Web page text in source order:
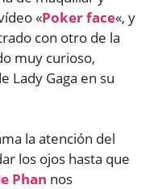
«Poker face«, y
con otro de la
muy curioso,
Lady Gaga en su
la atención del
los ojos hasta que
Phan nos